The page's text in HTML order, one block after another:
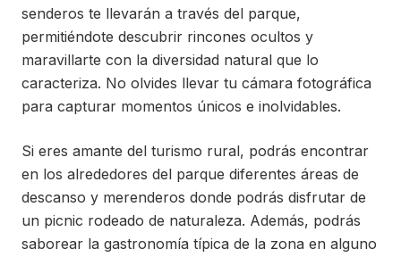
senderos te llevarán a través del parque,
permitiéndote descubrir rincones ocultos y
maravillarte con la diversidad natural que lo
caracteriza. No olvides llevar tu cámara fotográfica
para capturar momentos únicos e inolvidables.
Si eres amante del turismo rural, podrás encontrar
en los alrededores del parque diferentes áreas de
descanso y merenderos donde podrás disfrutar de
un picnic rodeado de naturaleza. Además, podrás
saborear la gastronomía típica de la zona en alguno